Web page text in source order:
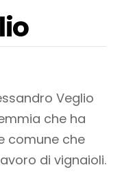
Veglio
che ha
comune che
di vignaioli.